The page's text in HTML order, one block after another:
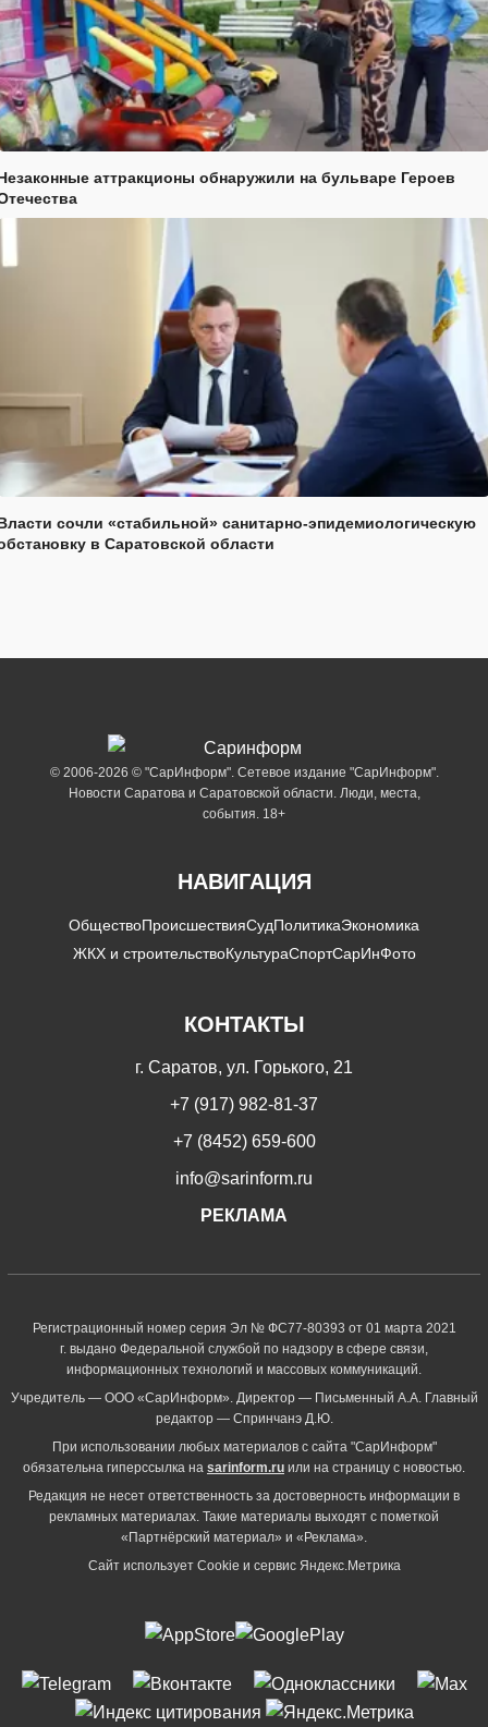
аттракционы обнаружили на бульваре Героев
сочли «стабильной» санитарно-эпидемиологическую
в Саратовской области
© 2006-2026 © "СарИнформ". Сетевое издание "СарИнформ".
Новости Саратова и Саратовской области. Люди, места,
события. 18+
НАВИГАЦИЯ
ОбществоПроисшествияСудПолитикаЭкономика
ЖКХ и строительствоКультураСпортСарИнФото
КОНТАКТЫ
г. Саратов, ул. Горького, 21
+7 (917) 982-81-37
+7 (8452) 659-600
info@sarinform.ru
РЕКЛАМА
Регистрационный номер серия Эл № ФС77-80393 от 01 марта 2021
г. выдано Федеральной службой по надзору в сфере связи,
информационных технологий и массовых коммуникаций.
Учредитель — ООО «СарИнформ». Директор — Письменный А.А. Главный
редактор — Спринчанэ Д.Ю.
При использовании любых материалов с сайта "СарИнформ"
обязательна гиперссылка на sarinform.ru или на страницу с новостью.
Редакция не несет ответственность за достоверность информации в
рекламных материалах. Такие материалы выходят с пометкой
«Партнёрский материал» и «Реклама».
Сайт использует Cookie и сервиc Яндекс.Метрика